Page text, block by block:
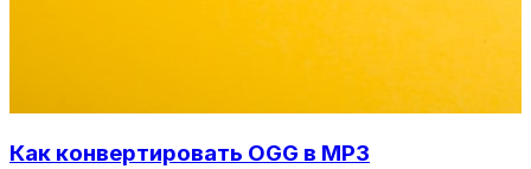
Как конвертировать OGG в MP3